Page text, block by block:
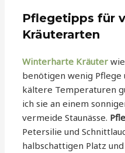
Pflegetipps für
Kräuterarten
Winterharte Kräuter
benötigen wenig Pflege
kältere Temperaturen
ich sie an einem
vermeide Staunässe.
Petersilie und
halbschattigen Platz